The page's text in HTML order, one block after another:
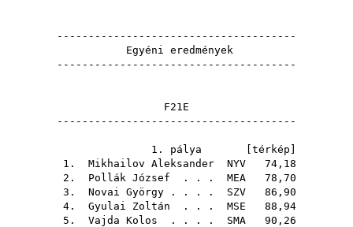
--------------------------------------
Egyéni eredmények
--------------------------------------
F21E
--------------------------------------
1. pálya [ térkép
1. Mikhailov Aleksander NYV 74,18
2. Pollák József . . . MEA 78,70
3. Novai György . . . . SZV 86,90
4. Gyulai Zoltán . . . MSE 88,94
5. Vajda Kolos . . . . SMA 90,26